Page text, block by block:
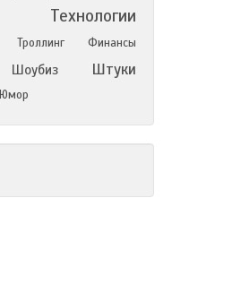
Технологии
Троллинг Финансы
Шоубиз Штуки
Юмор